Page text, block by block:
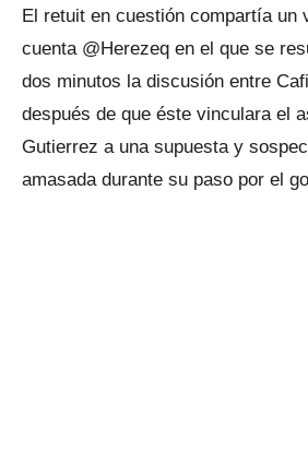
El retuit en cuestión compartía un
cuenta @Herezeq en el que se
dos minutos la discusión entre
después de que éste vinculara el
Gutierrez a una supuesta y
amasada durante su paso por el